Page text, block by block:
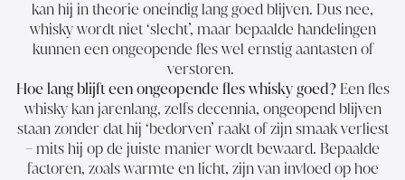
kan hij in theorie oneindig lang goed blijven. Dus nee,
whisky wordt niet ‘slecht’, maar bepaalde handelingen
kunnen een ongeopende fles wel ernstig aantasten of
verstoren.
Hoe lang blijft een ongeopende fles whisky goed?Een fles
whisky kan jarenlang, zelfs decennia, ongeopend blijven
staan zonder dat hij ‘bedorven’ raakt of zijn smaak verliest
– mits hij op de juiste manier wordt bewaard. Bepaalde
factoren, zoals warmte en licht, zijn van invloed op hoe